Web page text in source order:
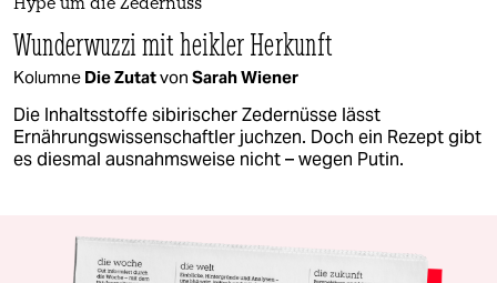
Hype um die Zedernuss
Wunderwuzzi mit heikler Herkunft
Kolumne Die Zutatvon Sarah Wiener
Die Inhaltsstoffe sibirischer Zedernüsse lässt
Ernährungswissenschaftler juchzen. Doch ein Rezept gibt
es diesmal ausnahmsweise nicht – wegen Putin.